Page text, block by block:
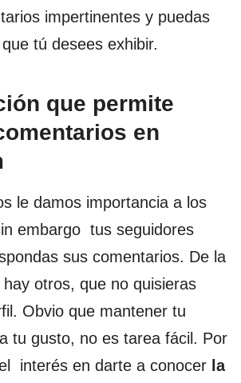
impertinentes y puedas
tú desees exhibir.
que permite
en
le damos importancia a los
embargo tus seguidores
sus comentarios. De la
otros, que no quisieras
Obvio que mantener tu
tu gusto, no es tarea fácil. Por
interés en darte a conocer la